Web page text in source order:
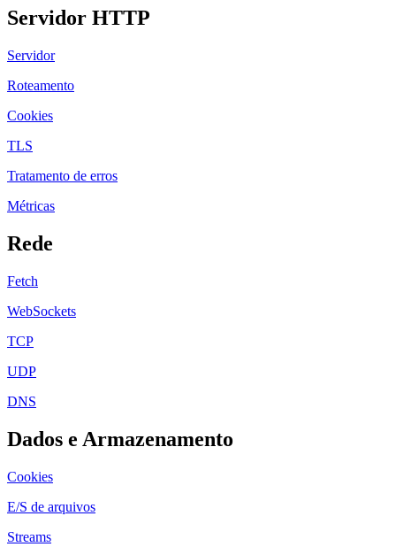
Servidor HTTP
Servidor
Roteamento
Cookies
TLS
Tratamento de erros
Métricas
Rede
Fetch
WebSockets
TCP
UDP
DNS
Dados e Armazenamento
Cookies
E/S de arquivos
Streams